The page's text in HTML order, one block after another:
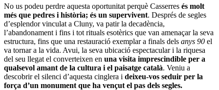
No us podeu perdre aquesta oportunitat perquè Casserres és molt
més que pedres i història; és un supervivent. Després de segles
d’esplendor vinculat a Cluny, va patir la decadència,
l’abandonament i fins i tot rituals esotèrics que van amenaçar la seva
estructura, fins que una restauració exemplar a finals dels anys 90 el
va tornar a la vida. Avui, la seva ubicació espectacular i la riquesa
del seu llegat el converteixen en una visita imprescindible per a
qualsevol amant de la cultura i el paisatge català. Veniu a
descobrir el silenci d’aquesta cinglera i deixeu-vos seduir per la
força d’un monument que ha vençut el pas dels segles.